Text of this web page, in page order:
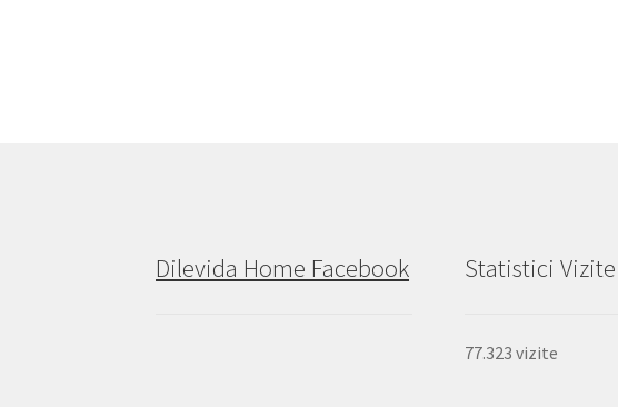
Dilevida Home Facebook Statistici Vizite
77.323 vizite